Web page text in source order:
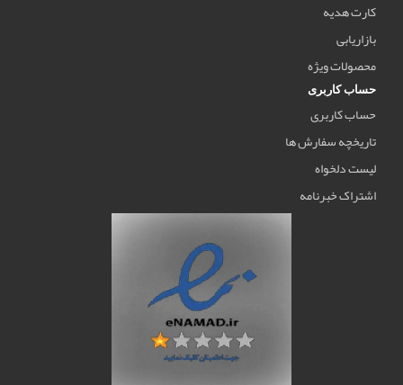
کارت هدیه
بازاریابی
محصولات ویژه
حساب کاربری
حساب کاربری
تاریخچه سفارش ها
لیست دلخواه
اشتراک خبرنامه